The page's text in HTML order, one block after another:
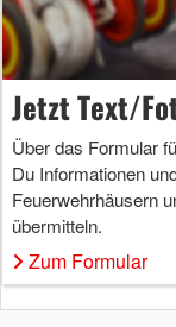
Jetzt Text/
Über das Formular
Du Informationen
Feuerwehrhäusern
übermitteln.
Zum Formular